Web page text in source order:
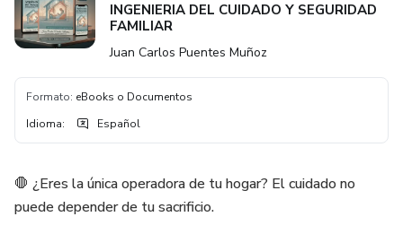
INGENIERIA DEL CUIDADO Y SEGURIDAD
FAMILIAR
Juan Carlos Puentes Muñoz
Formato: eBooks o Documentos
Idioma: Español
🛑 ¿Eres la única operadora de tu hogar? El cuidado no
puede depender de tu sacrificio.